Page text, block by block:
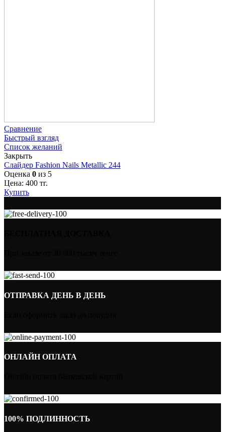
Сравнение
Быстрый взгляд
Список желаний
Закрыть
Слайдер Fashion Nails Metallic 244
Оценка 0 из 5
Цена: 400 тг.
Купить
ОТПРАВКА ДЕНЬ В ДЕНЬ
ОНЛАЙН ОПЛАТА
100% ПОДЛИННОСТЬ